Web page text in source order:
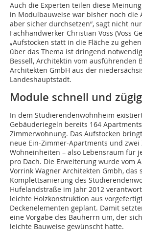
Auch die Experten teilen diese
in Modulbauweise war bisher noch die
aber sicher durchsetzen“, sagt nicht
Fachhandwerker Christian Voss (Voss
„Aufstocken statt in die Fläche zu
über das Thema ist dringend
Bessell, Architektin vom ausführenden
Architekten GmbH aus der
Landeshauptstadt.
Module schnell und
In dem Studierendenwohnheim
Gebäuderiegeln bereits 164
Zimmerwohnung. Das Aufstocken
neue Ein-Zimmer-Apartments und zwei
Wohneinheiten ­– also Lebensraum für
pro Dach. Die Erweiterung wurde vom
Vorrink Wagner Architekten Gmbh, das
Komplettsanierung des
Hufelandstraße im Jahr 2012
leichte Holzkonstruktion aus
Deckenelementen geplant. Damit
eine Vorgabe des Bauherrn um, der
leichte Bauweise gewünscht hatte.